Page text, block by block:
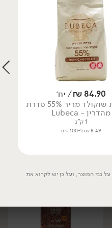
21.90
₪
- 'הולי קקאו'
100 גרם
21.90 ₪ ל-100 גרם
84.90
₪/ יח׳
מטבעות שוקולד מריר 55% סדרת
מהדרין - Lubeca
1 ק"ג
8.49 ₪ ל-100 גרם
גבי המוצר, ועל כן יש לקרוא את